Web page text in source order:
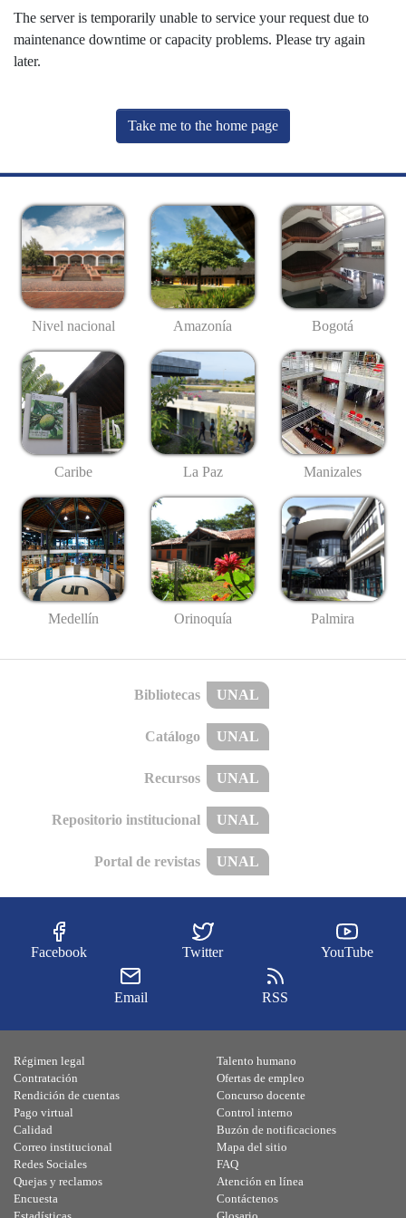
The server is temporarily unable to service your request due to
maintenance downtime or capacity problems. Please try again
later.
Take me to the home page
Nivel nacional Amazonía Bogotá
Caribe La Paz Manizales
Medellín Orinoquía Palmira
Bibliotecas UNAL
Catálogo UNAL
Recursos UNAL
Repositorio institucional UNAL
Portal de revistas UNAL
Facebook Twitter YouTube
Email RSS
Régimen legal
Contratación
Rendición de cuentas
Pago virtual
Calidad
Talento humano
Ofertas de empleo
Concurso docente
Control interno
Buzón de notificaciones
Correo institucional
Redes Sociales
Quejas y reclamos
Encuesta
Mapa del sitio
FAQ
Atención en línea
Contáctenos